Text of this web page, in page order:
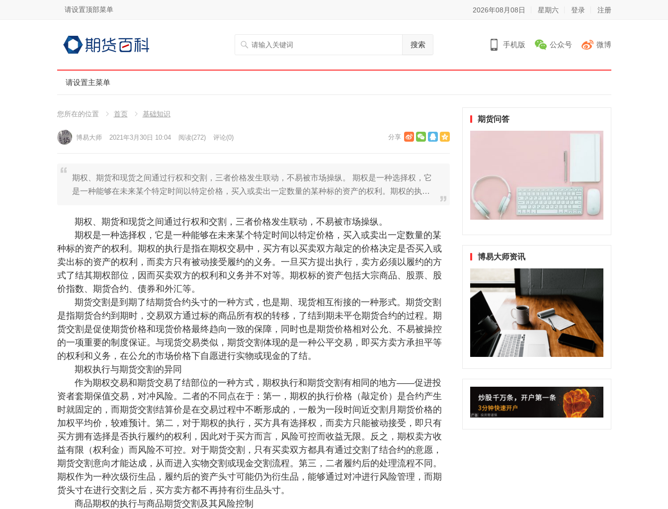
请设置顶部菜单 2026年08月08日 星期六 登录 注册
搜索 手机版 公众号 微博
请设置主菜单
您所在的位置 首页 基础知识
博易大师 2021年3月30日 10:04 阅读(272) 评论(0)
期权、期货和现货之间通过行权和交割，三者价格发生联动，不易被市场操纵。 期权是一种选择权，它
是一种能够在未来某个特定时间以特定价格，买入或卖出一定数量的某种标的资产的权利。期权的执…
期权、期货和现货之间通过行权和交割，三者价格发生联动，不易被市场操纵。
期权是一种选择权，它是一种能够在未来某个特定时间以特定价格，买入或卖出一定数量的某
种标的资产的权利。期权的执行是指在期权交易中，买方有以买卖双方敲定的价格决定是否买入或
卖出标的资产的权利，而卖方只有被动接受履约的义务。一旦买方提出执行，卖方必须以履约的方
式了结其期权部位，因而买卖双方的权利和义务并不对等。期权标的资产包括大宗商品、股票、股
价指数、期货合约、债券和外汇等。
期货交割是到期了结期货合约头寸的一种方式，也是期、现货相互衔接的一种形式。期货交割
是指期货合约到期时，交易双方通过标的商品所有权的转移，了结到期未平仓期货合约的过程。期
货交割是促使期货价格和现货价格最终趋向一致的保障，同时也是期货价格相对公允、不易被操控
的一项重要的制度保证。与现货交易类似，期货交割体现的是一种公平交易，即买方卖方承担平等
的权利和义务，在公允的市场价格下自愿进行实物或现金的了结。
期权执行与期货交割的异同
作为期权交易和期货交易了结部位的一种方式，期权执行和期货交割有相同的地方——促进投
资者套期保值交易，对冲风险。二者的不同点在于：第一，期权的执行价格（敲定价）是合约产生
时就固定的，而期货交割结算价是在交易过程中不断形成的，一般为一段时间近交割月期货价格的
加权平均价，较难预计。第二，对于期权的执行，买方具有选择权，而卖方只能被动接受，即只有
买方拥有选择是否执行履约的权利，因此对于买方而言，风险可控而收益无限。反之，期权卖方收
益有限（权利金）而风险不可控。对于期货交割，只有买卖双方都具有通过交割了结合约的意愿，
期货交割意向才能达成，从而进入实物交割或现金交割流程。第三，二者履约后的处理流程不同。
期权作为一种次级衍生品，履约后的资产头寸可能仍为衍生品，能够通过对冲进行风险管理，而期
货头寸在进行交割之后，买方卖方都不再持有衍生品头寸。
商品期权的执行与商品期货交割及其风险控制
期货问答
博易大师资讯